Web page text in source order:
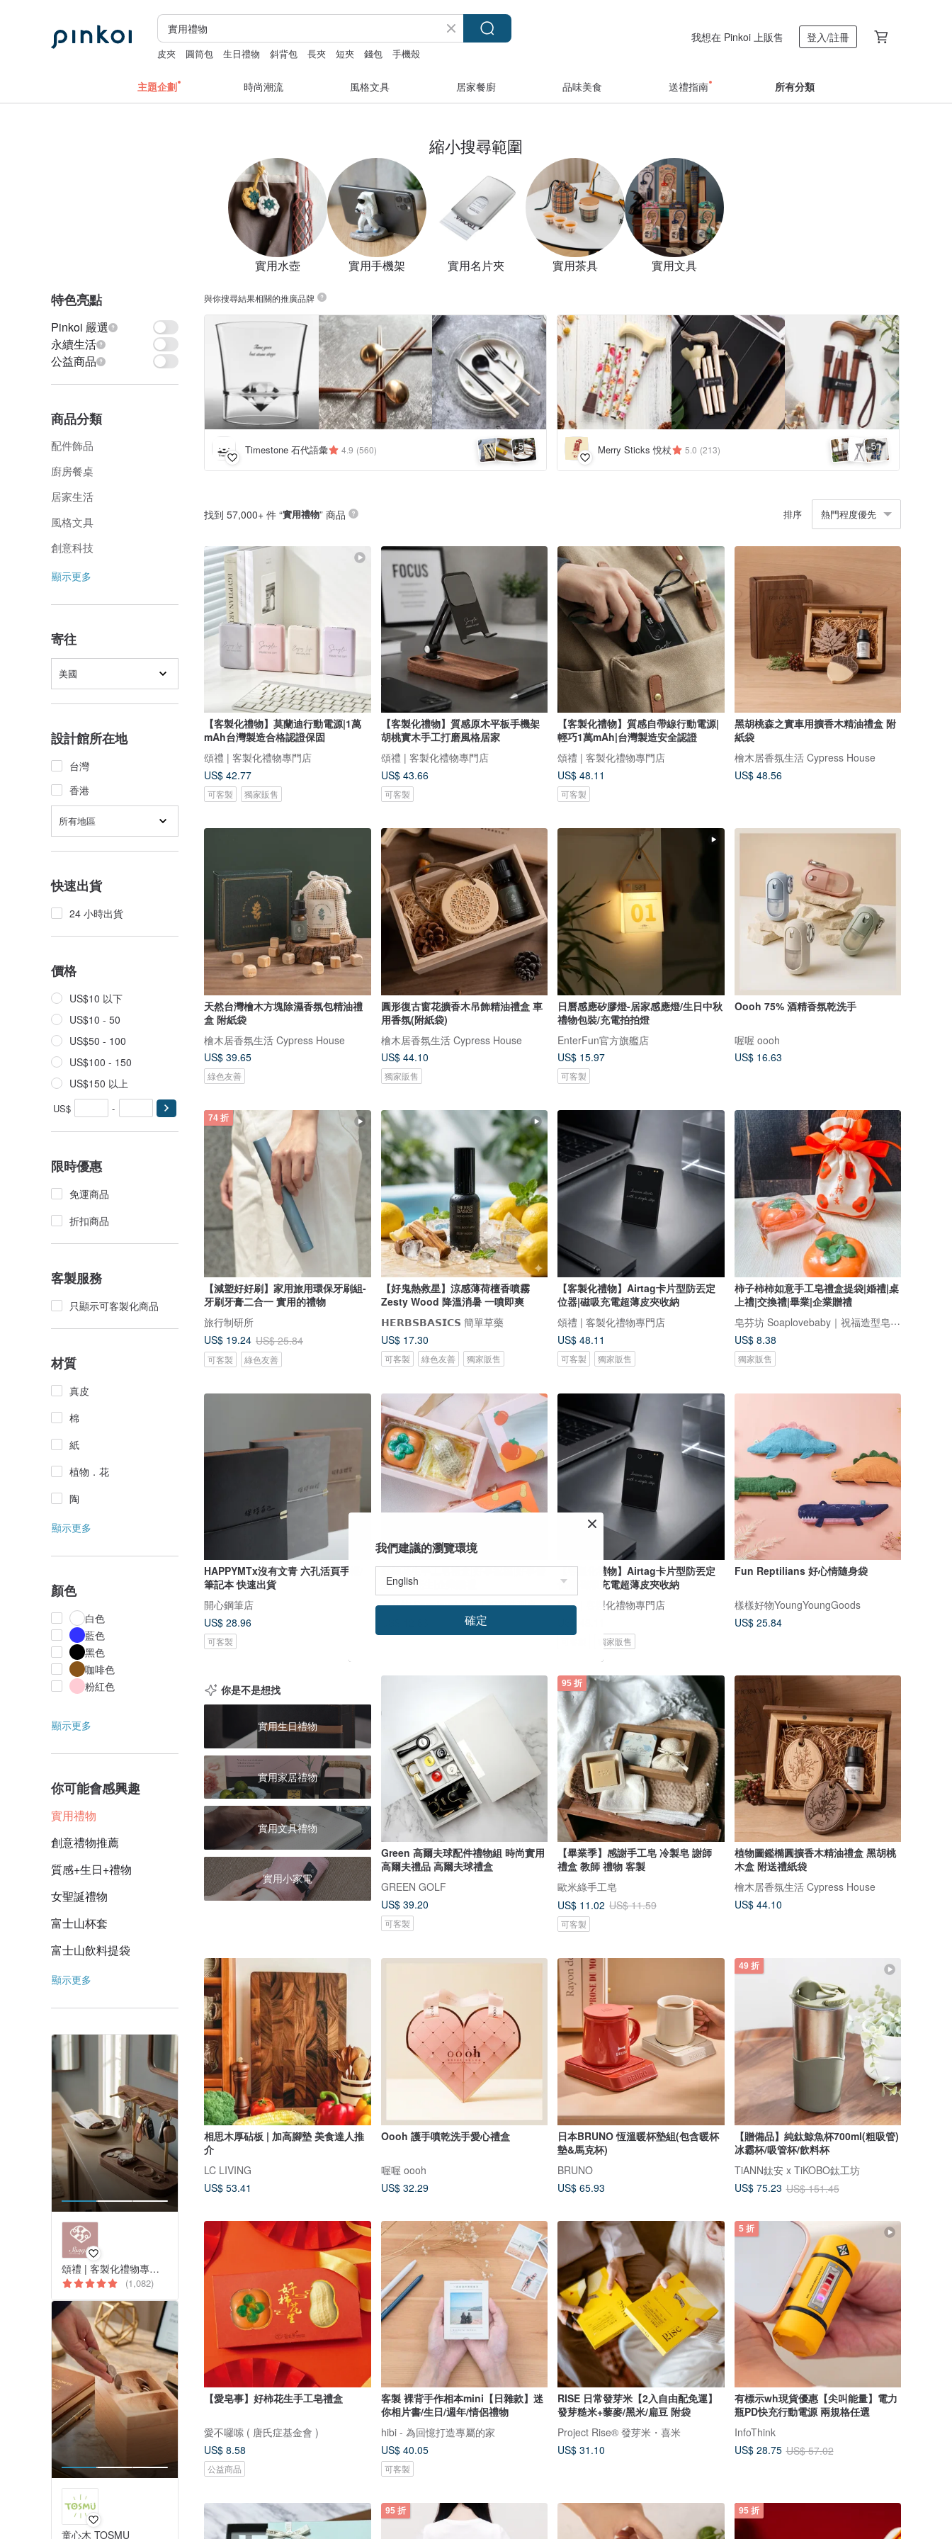
皮夾 圓筒包 生日禮物 斜背包 長夾 短夾 錢包 手機殼
我想在 Pinkoi 上販售 登入/註冊
主題企劃 時尚潮流 風格文具 居家餐廚 品味美食 送禮指南 所有分類
縮小搜尋範圍
實用水壺 實用手機架 實用名片夾 實用茶具 實用文具
特色亮點
Pinkoi 嚴選
永續生活
公益商品
商品分類
配件飾品
廚房餐桌
居家生活
風格文具
創意科技
顯示更多
寄往
美國
設計館所在地
台灣
香港
所有地區
快速出貨
24 小時出貨
價格
US$10 以下
US$10 - 50
US$50 - 100
US$100 - 150
US$150 以上
US$ -
限時優惠
免運商品
折扣商品
客製服務
只顯示可客製化商品
材質
真皮
棉
紙
植物．花
陶
顯示更多
顏色
白色
藍色
黑色
咖啡色
粉紅色
顯示更多
你可能會感興趣
實用禮物
創意禮物推薦
質感+生日+禮物
女聖誕禮物
富士山杯套
富士山飲料提袋
顯示更多
頌禮 | 客製化禮物專門店
(1,082)
童心木 TOSMU
與你搜尋結果相關的推廣品牌
Timestone 石代語彙 4.9 (560) +5 Merry Sticks 悅杖 5.0 (213) +5
找到 57,000+ 件 “實用禮物” 商品 排序 熱門程度優先
【客製化禮物】莫蘭迪行動電源|1萬
mAh台灣製造合格認證保固
頌禮 | 客製化禮物專門店
US$ 42.77
可客製 獨家販售
【客製化禮物】質感原木平板手機架
胡桃實木手工打磨風格居家
頌禮 | 客製化禮物專門店
US$ 43.66
可客製
【客製化禮物】質感自帶線行動電源|
輕巧1萬mAh|台灣製造安全認證
頌禮 | 客製化禮物專門店
US$ 48.11
可客製
黑胡桃森之實車用擴香木精油禮盒 附
紙袋
檜木居香氛生活 Cypress House
US$ 48.56
天然台灣檜木方塊除濕香氛包精油禮
盒 附紙袋
檜木居香氛生活 Cypress House
US$ 39.65
綠色友善
圓形復古窗花擴香木吊飾精油禮盒 車
用香氛(附紙袋)
檜木居香氛生活 Cypress House
US$ 44.10
獨家販售
日曆感應矽膠燈-居家感應燈/生日中秋
禮物包裝/充電拍拍燈
EnterFun官方旗艦店
US$ 15.97
可客製
Oooh 75% 酒精香氛乾洗手
喔喔 oooh
US$ 16.63
74 折
【減塑好好刷】家用旅用環保牙刷組-
牙刷牙膏二合一 實用的禮物
旅行制研所
US$ 19.24 US$ 25.84
可客製 綠色友善
【好鬼熱救星】涼感薄荷檀香噴霧
Zesty Wood 降溫消暑 一噴即爽
𝗛𝗘𝗥𝗕𝗦𝗕𝗔𝗦𝗜𝗖𝗦 簡單草藥
US$ 17.30
可客製 綠色友善 獨家販售
【客製化禮物】Airtag卡片型防丟定
位器|磁吸充電超薄皮夾收納
頌禮 | 客製化禮物專門店
US$ 48.11
可客製 獨家販售
柿子柿柿如意手工皂禮盒提袋|婚禮|桌
上禮|交換禮|畢業|企業贈禮
皂芬坊 Soaplovebaby｜祝福造型皂設計館
US$ 8.38
獨家販售
HAPPYMTx沒有文青 六孔活頁手帳/
筆記本 快速出貨
開心鋼筆店
US$ 28.96
可客製
好柿花生手工皂禮盒|好事祝福|好事發
生|好事花生|企業贈禮
皂芬坊 Soaplovebaby｜祝福造型皂設計館
【客製化禮物】Airtag卡片型防丟定
位器|磁吸充電超薄皮夾收納
頌禮 | 客製化禮物專門店
獨家販售
Fun Reptilians 好心情隨身袋
樣樣好物YoungYoungGoods
US$ 25.84
你是不是想找
實用生日禮物
實用家居禮物
實用文具禮物
實用小家電
Green 高爾夫球配件禮物組 時尚實用
高爾夫禮品 高爾夫球禮盒
GREEN GOLF
US$ 39.20
可客製
95 折
【畢業季】感謝手工皂 冷製皂 謝師
禮盒 教師 禮物 客製
歐米綠手工皂
US$ 11.02 US$ 11.59
可客製
植物圖鑑橢圓擴香木精油禮盒 黑胡桃
木盒 附送禮紙袋
檜木居香氛生活 Cypress House
US$ 44.10
相思木厚砧板 | 加高腳墊 美食達人推
介
LC LIVING
US$ 53.41
Oooh 護手噴乾洗手愛心禮盒
喔喔 oooh
US$ 32.29
日本BRUNO 恆溫暖杯墊組(包含暖杯
墊&馬克杯)
BRUNO
US$ 65.93
49 折
【贈備品】純鈦鯨魚杯700ml(粗吸管)
冰霸杯/吸管杯/飲料杯
TiANN鈦安 x TiKOBO鈦工坊
US$ 75.23 US$ 151.45
【愛皂事】好柿花生手工皂禮盒
愛不囉嗦 ( 唐氏症基金會 )
US$ 8.58
公益商品
客製 裸背手作相本mini【日雜款】迷
你相片書/生日/週年/情侶禮物
hibi - 為回憶打造專屬的家
US$ 40.05
可客製
RISE 日常發芽米【2入自由配免運】
發芽糙米+藜麥/黑米/扁豆 附袋
Project Rise® 發芽米・喜米
US$ 31.10
5 折
有標示wh現貨優惠【尖叫能量】電力
瓶PD快充行動電源 兩規格任選
InfoThink
US$ 28.75 US$ 57.02
95 折 95 折
我們建議的瀏覽環境
確定